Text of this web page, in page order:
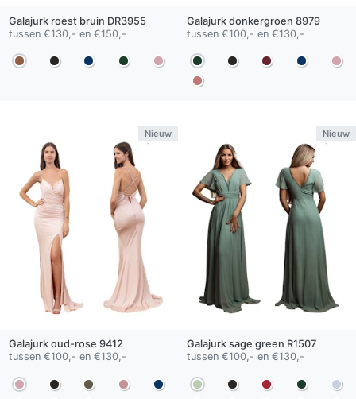
Galajurk roest bruin DR3955
tussen €130,- en €150,-
Galajurk donkergroen 8979
tussen €100,- en €130,-
Nieuw
Galajurk oud-rose 9412
tussen €100,- en €130,-
Nieuw
Galajurk sage green R1507
tussen €100,- en €130,-